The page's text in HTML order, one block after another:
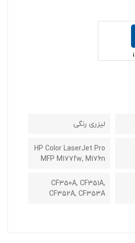
لیزری رنگی
HP Color LaserJet Pro
MFP M177fw, M176n
CF350A, CF351A,
CF352A, CF353A